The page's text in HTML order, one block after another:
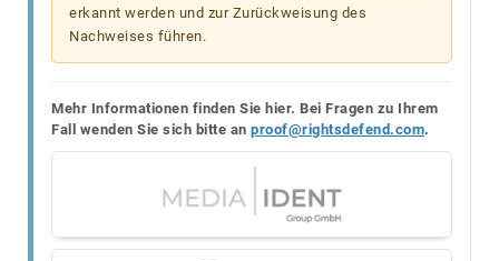
erkannt werden und zur Zurückweisung des
Nachweises führen.
Mehr Informationen finden Sie hier. Bei Fragen zu Ihrem
Fall wenden Sie sich bitte an proof@rightsdefend.com.